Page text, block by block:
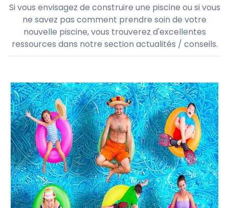
Si vous envisagez de construire une piscine ou si vous
ne savez pas comment prendre soin de votre
nouvelle piscine, vous trouverez d'excellentes
ressources dans notre section actualités / conseils.